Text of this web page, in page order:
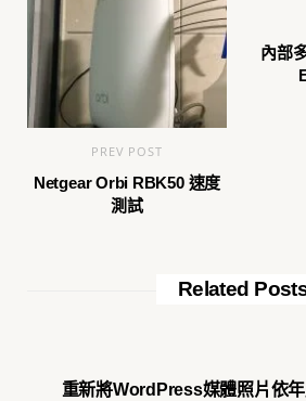
PREV POST
Netgear Orbi RBK50 速度
測試
內部
Related
重新將WordPress媒體照片依